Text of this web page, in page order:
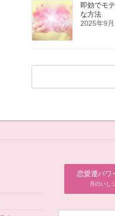
即効でモ
な方法
2025年9
恋愛運パワ
月のいし